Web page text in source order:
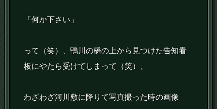
「何か下さい」
って（笑）、鴨川の橋の上から見つけた告知看
板にやたら受けてしまって（笑）、
わざわざ河川敷に降りて写真撮った時の画像